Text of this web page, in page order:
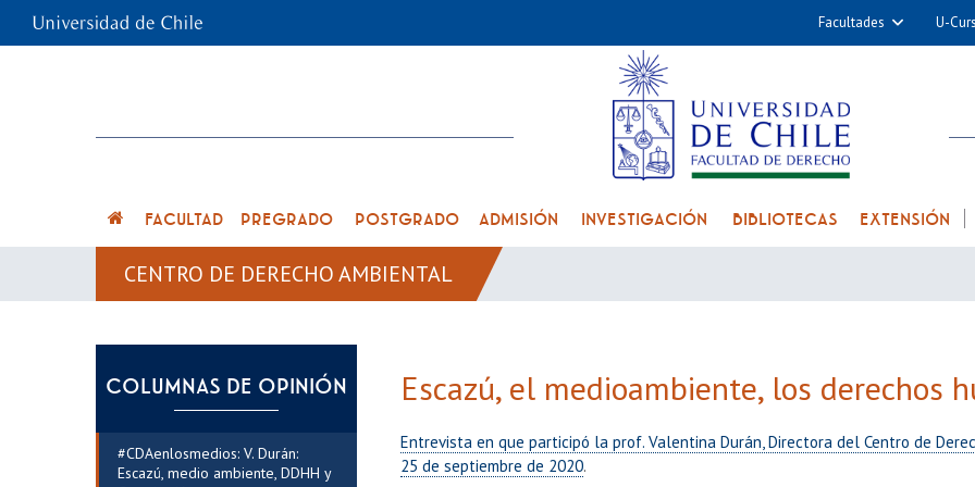
Facultades
Cs. Químicas y
Medicina
Nutrición y
U-
FACULTAD PREGRADO POSTGRADO ADMISIÓN INVESTIGACIÓN BIBLIOTECAS EXTENSIÓN
CENTRO DE DERECHO AMBIENTAL
COLUMNAS DE OPINIÓN
#CDAenlosmedios: V. Durán:
Escazú, medio ambiente, DDHH y
Escazú, el medioambiente, los derechos
Entrevista en que participó la prof. Valentina Durán, Directora del Centro de
25 de septiembre de 2020.